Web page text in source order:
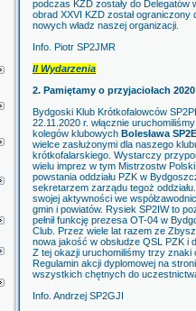
podczas KZD zostały do Delegatów
obrad XXVI KZD został
nowych władz naszej organizacji.
Info. Piotr SP2JMR
II Wydarzenia
2. Pamiętamy o przyjaciołach 2020
Bydgoski Klub Krótkofalowców
22.11.2020 r. włącznie
kolegów klubowych Bolesława
wielce zasłużonymi dla naszego
krótkofalarskiego. Wystarczy
wielu imprez w tym Mistrzostw
powstania oddziału PZK w
sekretarzem zarządu tegoż
swojej aktywności we
gmin i powiatów. Rysiek SP2IW to
pełnił funkcję prezesa OT-04 w
Club. Przez wiele lat razem ze
nowa jakość w obsłudze QSL PZK
Z tej okazji uruchomiliśmy trzy
Regulamin akcji dyplomowej na
wszystkich chętnych do
Info. Andrzej SP2GJI